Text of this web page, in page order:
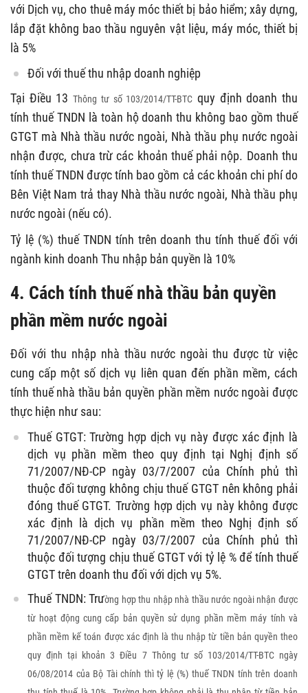
với Dịch vụ, cho thuê máy móc thiết bị bảo hiểm; xây dựng,
lắp đặt không bao thầu nguyên vật liệu, máy móc, thiết bị
là 5%
Đối với thuế thu nhập doanh nghiệp
Tại Điều 13Thông tư số 103/2014/TT-BTC quy định doanh thu
tính thuế TNDN là toàn hộ doanh thu không bao gồm thuế
GTGT mà Nhà thầu nước ngoài, Nhà thầu phụ nước ngoài
nhận được, chưa trừ các khoản thuế phải nộp. Doanh thu
tính thuế TNDN được tính bao gồm cả các khoản chi phí do
Bên Việt Nam trả thay Nhà thầu nước ngoài, Nhà thầu phụ
nước ngoài (nếu có).
Tỷ lệ (%) thuế TNDN tính trên doanh thu tính thuế đối với
ngành kinh doanh Thu nhập bản quyền là 10%
4. Cách tính thuế nhà thầu bản quyền
phần mềm nước ngoài
Đối với thu nhập nhà thầu nước ngoài thu được từ việc
cung cấp một số dịch vụ liên quan đến phần mềm, cách
tính thuế nhà thầu bản quyền phần mềm nước ngoài được
thực hiện như sau:
Thuế GTGT: Trường hợp dịch vụ này được xác định là
dịch vụ phần mềm theo quy định tại Nghị định số
71/2007/NĐ-CP ngày 03/7/2007 của Chính phủ thì
thuộc đối tượng không chịu thuế GTGT nên không phải
đóng thuế GTGT. Trường hợp dịch vụ này không được
xác định là dịch vụ phần mềm theo Nghị định số
71/2007/NĐ-CP ngày 03/7/2007 của Chính phủ thì
thuộc đối tượng chịu thuế GTGT với tỷ lệ % để tính thuế
GTGT trên doanh thu đối với dịch vụ 5%.
Thuế TNDN: Trường hợp thu nhập nhà thầu nước ngoài nhận được
từ hoạt động cung cấp bản quyền sử dụng phần mềm máy tính và
phần mềm kế toán được xác định là thu nhập từ tiền bản quyền theo
quy định tại khoản 3 Điều 7 Thông tư số 103/2014/TT-BTC ngày
06/08/2014 của Bộ Tài chính thì tỷ lệ (%) thuế TNDN tính trên doanh